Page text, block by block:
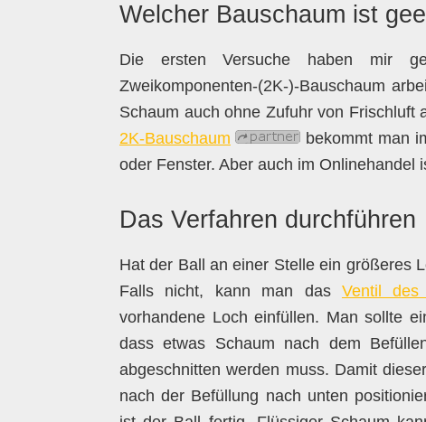
Welcher Bauschaum ist
Die ersten Versuche haben mir
Zweikomponenten-(2K-)-Bauschaum
Schaum auch ohne Zufuhr von Frischluft
2K-Bauschaum
bekommt man
oder Fenster. Aber auch im Onlinehandel
Das Verfahren durchführen
Hat der Ball an einer Stelle ein größeres
Falls nicht, kann man das Ventil des
vorhandene Loch einfüllen. Man sollte
dass etwas Schaum nach dem
abgeschnitten werden muss. Damit
nach der Befüllung nach unten